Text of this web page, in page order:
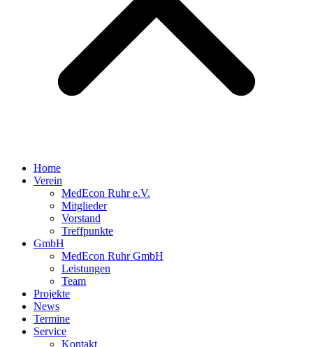
Home
Verein
MedEcon Ruhr e.V.
Mitglieder
Vorstand
Treffpunkte
GmbH
MedEcon Ruhr GmbH
Leistungen
Team
Projekte
News
Termine
Service
Kontakt